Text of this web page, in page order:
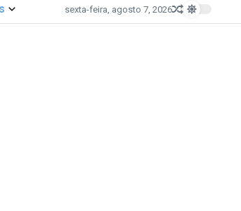
sexta-feira, agosto 7, 2026